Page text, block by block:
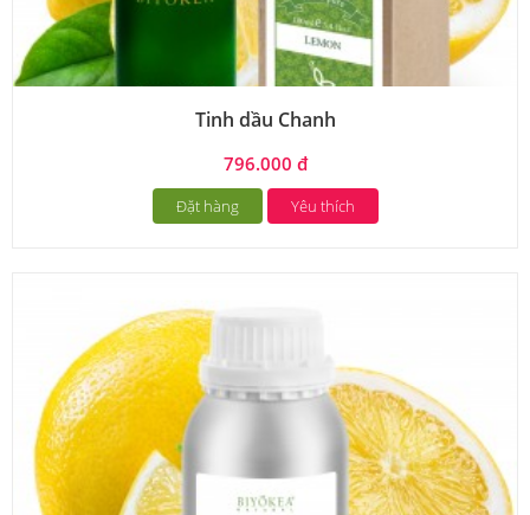
Tinh dầu Chanh
796.000 đ
Đặt hàng Yêu thích